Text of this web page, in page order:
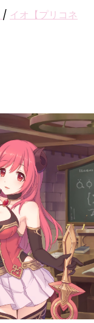
/ イオ【プリコネ